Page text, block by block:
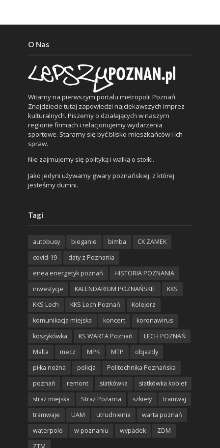
O Nas
Witamy na pierwszym portalu metropolii Poznań.
Znajdziecie tutaj zapowiedzi najciekawszych imprez
kulturalnych. Piszemy o działających w naszym
regionie firmach i relacjonujemy wydarzenia
sportowe. Staramy się być blisko mieszkańców i ich
spraw.
Nie zajmujemy się polityką i walką o stołki.
Jako jedyni używamy gwary poznańskiej, z której
jesteśmy dumni.
Tagi
autobusy bieganie bimba
CK ZAMEK
covid-19
daty z Poznania
enea energetyk poznań
HISTORIA POZNANIA
inwestycje
KALENDARIUM POZNAŃSKIE
KKS
KKS Lech
KKS Lech Poznań
Kolejorz
komunikacja miejska
koncert
koronawirus
koszykówka
KS WARTA Poznań
LECH POZNAŃ
Malta
mecz MPK MTP
objazdy
piłka nożna
policja
Politechnika Poznańska
poznań
remont siatkówka
siatkówka kobiet
straż miejska
Straż Pożarna szkieły
tramwaj
tramwaje
UAM utrudnienia
warta poznań
waterpolo
w poznaniu wypadek
ZDM
ZTM